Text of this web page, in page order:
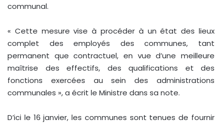
communal.
« Cette mesure vise à procéder à un état des lieux
complet des employés des communes, tant
permanent que contractuel, en vue d’une meilleure
maîtrise des effectifs, des qualifications et des
fonctions exercées au sein des administrations
communales », a écrit le Ministre dans sa note.
D’ici le 16 janvier, les communes sont tenues de fournir